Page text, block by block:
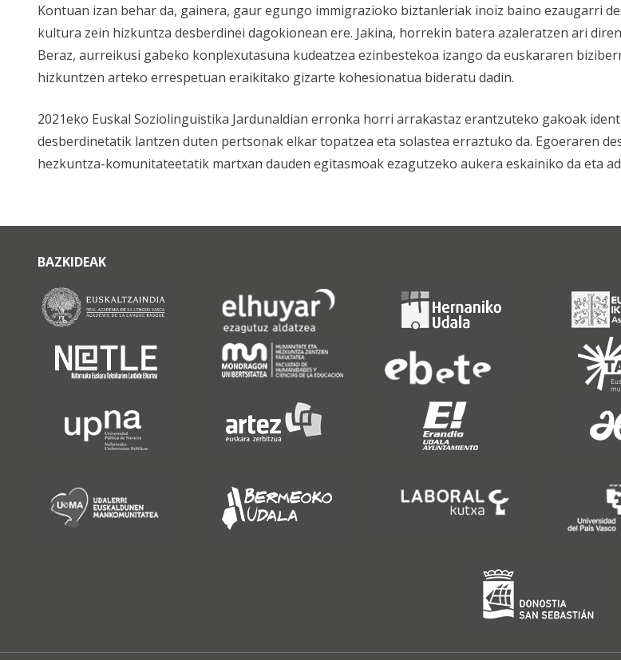
Kontuan izan behar da, gainera, gaur egungo immigrazioko biztanleriak inoiz baino ezaugarri
kultura zein hizkuntza desberdinei dagokionean ere. Jakina, horrekin batera azaleratzen ari
Beraz, aurreikusi gabeko konplexutasuna kudeatzea ezinbestekoa izango da euskararen
hizkuntzen arteko errespetuan eraikitako gizarte kohesionatua bideratu dadin.
2021eko Euskal Soziolinguistika Jardunaldian erronka horri arrakastaz erantzuteko gakoak
desberdinetatik lantzen duten pertsonak elkar topatzea eta solastea erraztuko da. Egoeraren
hezkuntza-komunitateetatik martxan dauden egitasmoak ezagutzeko aukera eskainiko da eta
BAZKIDEAK